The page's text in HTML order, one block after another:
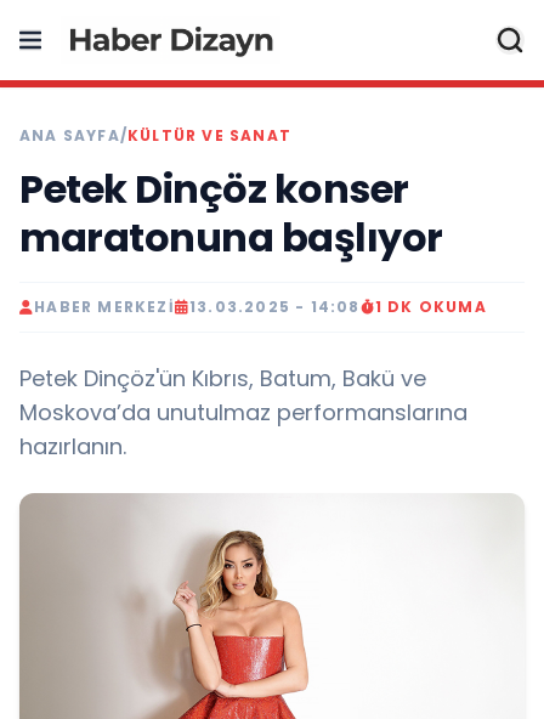
ANA SAYFA/KÜLTÜR VE SANAT
Petek Dinçöz konser
maratonuna başlıyor
HABER MERKEZI 13.03.2025 - 14:08 1 DK OKUMA
Petek Dinçöz'ün Kıbrıs, Batum, Bakü ve
Moskova’da unutulmaz performanslarına
hazırlanın.